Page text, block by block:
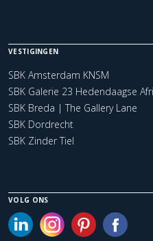
VESTIGINGEN
SBK Amsterdam KNSM
SBK Galerie 23 Hedendaagse
SBK Breda | The Gallery Lane
SBK Dordrecht
SBK Zinder Tiel
VOLG ONS